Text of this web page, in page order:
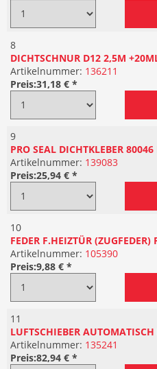
8
DICHTSCHNUR D12 2,5M
Artikelnummer: 136211
Preis:31,18 € *
9
PRO SEAL DICHTKLEBER
Artikelnummer: 139083
Preis:25,94 € *
10
FEDER F.HEIZTÜR (ZUGFEDER)
Artikelnummer: 105390
Preis:9,88 € *
11
LUFTSCHIEBER
Artikelnummer: 135241
Preis:82,94 € *